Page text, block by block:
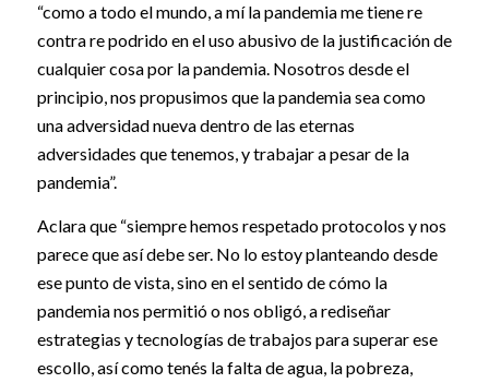
“como a todo el mundo, a mí la pandemia me tiene re
contra re podrido en el uso abusivo de la justificación de
cualquier cosa por la pandemia. Nosotros desde el
principio, nos propusimos que la pandemia sea como
una adversidad nueva dentro de las eternas
adversidades que tenemos, y trabajar a pesar de la
pandemia”.
Aclara que “siempre hemos respetado protocolos y nos
parece que así debe ser. No lo estoy planteando desde
ese punto de vista, sino en el sentido de cómo la
pandemia nos permitió o nos obligó, a rediseñar
estrategias y tecnologías de trabajos para superar ese
escollo, así como tenés la falta de agua, la pobreza,